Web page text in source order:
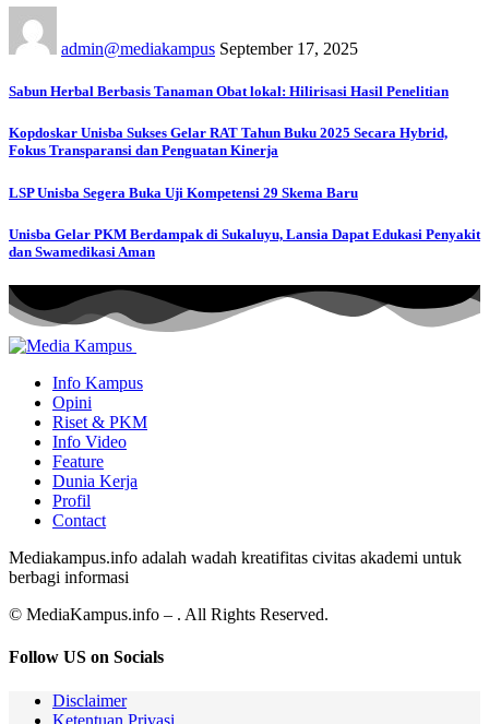
admin@mediakampus September 17, 2025
Sabun Herbal Berbasis Tanaman Obat lokal: Hilirisasi Hasil Penelitian
Kopdoskar Unisba Sukses Gelar RAT Tahun Buku 2025 Secara Hybrid,
Fokus Transparansi dan Penguatan Kinerja
LSP Unisba Segera Buka Uji Kompetensi 29 Skema Baru
Unisba Gelar PKM Berdampak di Sukaluyu, Lansia Dapat Edukasi Penyakit
dan Swamedikasi Aman
Info Kampus
Opini
Riset & PKM
Info Video
Feature
Dunia Kerja
Profil
Contact
Mediakampus.info adalah wadah kreatifitas civitas akademi untuk
berbagi informasi
© MediaKampus.info – . All Rights Reserved.
Follow US on Socials
Disclaimer
Ketentuan Privasi